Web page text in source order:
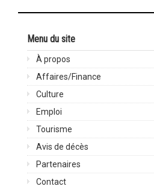
Menu du site
À propos
Affaires/Finance
Culture
Emploi
Tourisme
Avis de décès
Partenaires
Contact